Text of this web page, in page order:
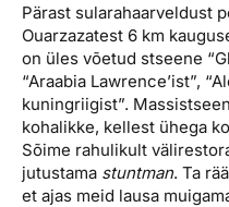
Pärast sularahaarveldust
Ouarzazatest 6 km
on üles võetud stseene
“Araabia Lawrence’ist”,
kuningriigist”.
kohalikke, kellest ühega
Sõime rahulikult
jutustama stuntman. Ta
et ajas meid lausa